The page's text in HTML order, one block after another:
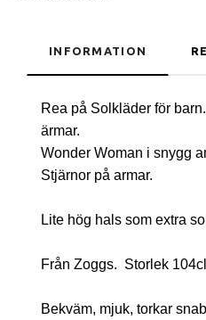
INFORMATION
Rea på Solkläder för
ärmar.
Wonder Woman i snygg
Stjärnor på armar.
Lite hög hals som extra
Från Zoggs. Storlek
Bekväm, mjuk, torkar